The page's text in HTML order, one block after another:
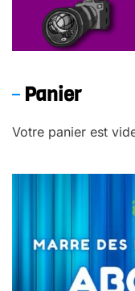
Panier
Votre panier est